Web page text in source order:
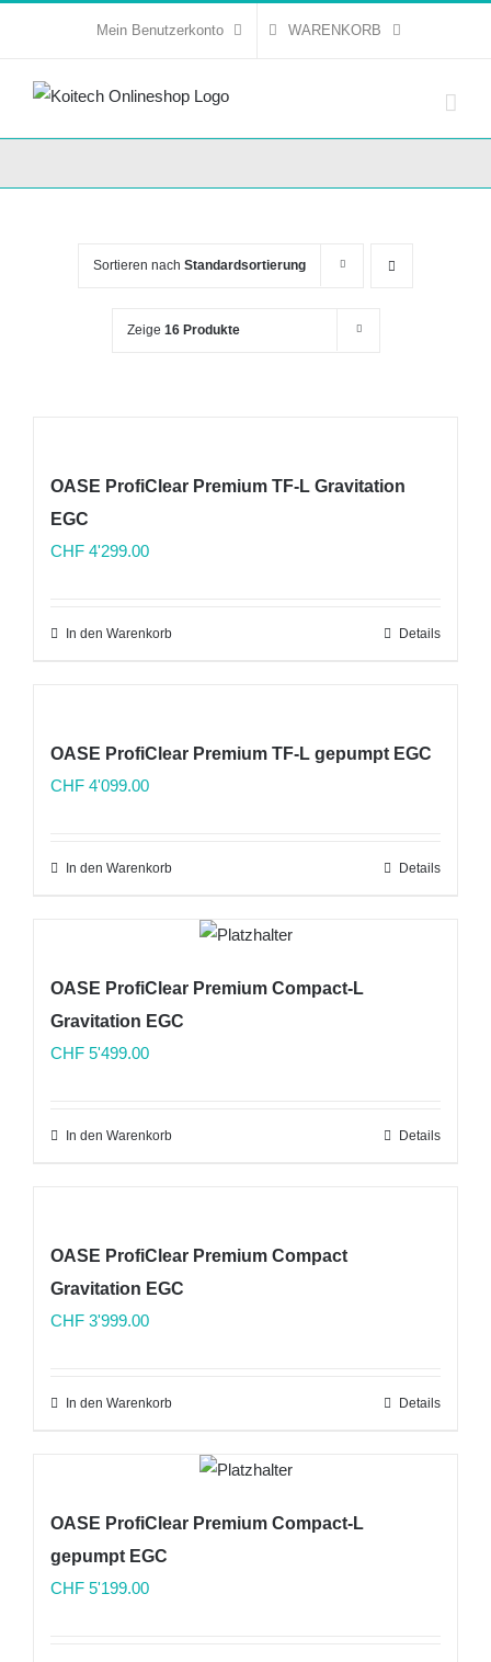
Mein Benutzerkonto WARENKORB
Sortieren nach Standardsortierung
Zeige 16 Produkte
OASE ProfiClear Premium TF-L Gravitation
EGC
CHF 4'299.00
In den Warenkorb Details
OASE ProfiClear Premium TF-L gepumpt EGC
CHF 4'099.00
In den Warenkorb Details
OASE ProfiClear Premium Compact-L
Gravitation EGC
CHF 5'499.00
In den Warenkorb Details
OASE ProfiClear Premium Compact
Gravitation EGC
CHF 3'999.00
In den Warenkorb Details
OASE ProfiClear Premium Compact-L
gepumpt EGC
CHF 5'199.00